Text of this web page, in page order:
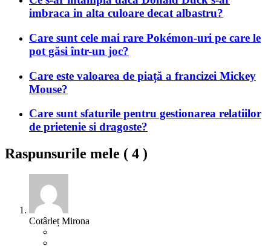
imbraca in alta culoare decat albastru?
Care sunt cele mai rare Pokémon-uri pe care le
pot găsi într-un joc?
Care este valoarea de piață a francizei Mickey
Mouse?
Care sunt sfaturile pentru gestionarea relatiilor
de prietenie si dragoste?
Raspunsurile mele ( 4 )
Cotârleț Mirona